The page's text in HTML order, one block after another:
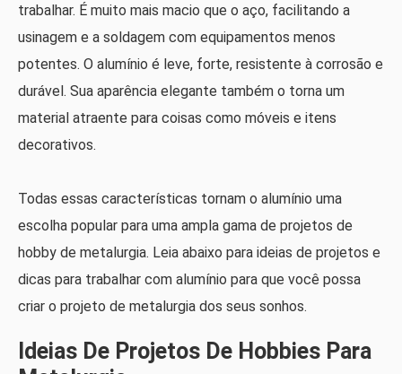
trabalhar. É muito mais macio que o aço, facilitando a
usinagem e a soldagem com equipamentos menos
potentes. O alumínio é leve, forte, resistente à corrosão e
durável. Sua aparência elegante também o torna um
material atraente para coisas como móveis e itens
decorativos.
Todas essas características tornam o alumínio uma
escolha popular para uma ampla gama de projetos de
hobby de metalurgia. Leia abaixo para ideias de projetos e
dicas para trabalhar com alumínio para que você possa
criar o projeto de metalurgia dos seus sonhos.
Ideias De Projetos De Hobbies Para